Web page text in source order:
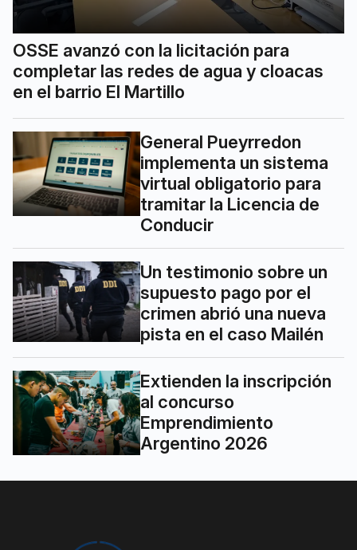
OSSE avanzó con la licitación para
completar las redes de agua y cloacas
en el barrio El Martillo
General Pueyrredon
implementa un sistema
virtual obligatorio para
tramitar la Licencia de
Conducir
Un testimonio sobre un
supuesto pago por el
crimen abrió una nueva
pista en el caso Mailén
Extienden la inscripción
al concurso
Emprendimiento
Argentino 2026